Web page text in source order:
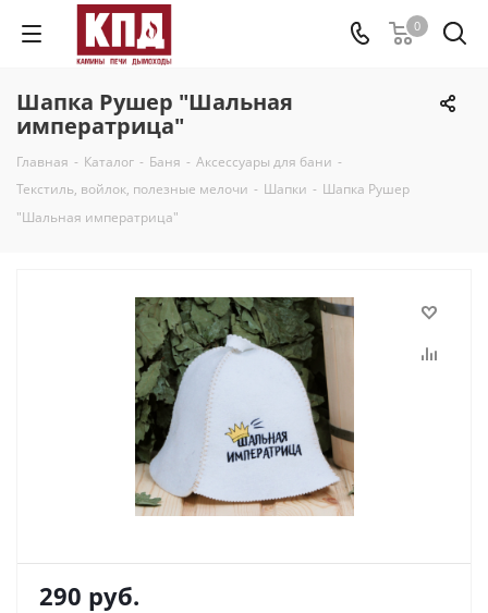
0
Шапка Рушер "Шальная
императрица"
Главная - Каталог - Баня - Аксессуары для бани -
Текстиль, войлок, полезные мелочи - Шапки - Шапка Рушер
"Шальная императрица"
290 руб.